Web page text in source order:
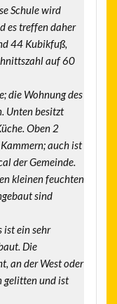
Schule wird
es treffen daher
44 Kubikfuß,
auf 60
die Wohnung des
Unten besitzt
Oben 2
auch ist
der Gemeinde.
kleinen feuchten
sind
ist ein sehr
Die
an der West oder
gelitten und ist